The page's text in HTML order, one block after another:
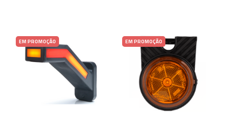
EM PROMOÇÃO EM PROMOÇÃO